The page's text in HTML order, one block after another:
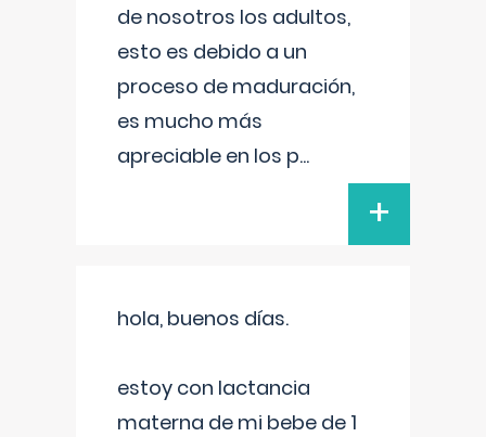
de nosotros los adultos,
esto es debido a un
proceso de maduración,
es mucho más
apreciable en los p...
+
hola, buenos días.
estoy con lactancia
materna de mi bebe de 1